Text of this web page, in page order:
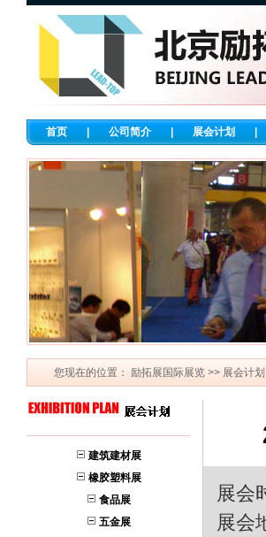
首页 公司简介 展会计划
您现在的位置： 励拓展国际展览 >> 展会计划
建筑建材展
橡胶塑料展
食品展
五金展
展会
展会